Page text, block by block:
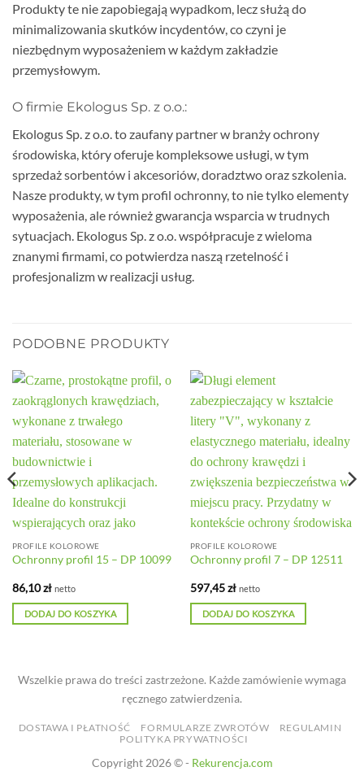
Produkty te nie zapobiegają wypadkom, lecz służą do
minimalizowania skutków incydentów, co czyni je
niezbędnym wyposażeniem w każdym zakładzie
przemysłowym.
O firmie Ekologus Sp. z o.o.:
Ekologus Sp. z o.o. to zaufany partner w branży ochrony
środowiska, który oferuje kompleksowe usługi, w tym
sprzedaż sorbentów i akcesoriów, doradztwo oraz szkolenia.
Nasze produkty, w tym profil ochronny, to nie tylko elementy
wyposażenia, ale również gwarancja wsparcia w trudnych
sytuacjach. Ekologus Sp. z o.o. współpracuje z wieloma
znanymi firmami, co potwierdza naszą rzetelność i
profesjonalizm w realizacji usług.
PODOBNE PRODUKTY
PROFILE KOLOROWE
Ochronny profil 15 – DP 10099
86,10zł netto
DODAJ DO KOSZYKA
PROFILE KOLOROWE
Ochronny profil 7 – DP 12511
597,45zł netto
DODAJ DO KOSZYKA
Wszelkie prawa do treści zastrzeżone. Każde zamówienie wymaga
ręcznego zatwierdzenia.
DOSTAWA I PŁATNOŚĆ FORMULARZE ZWROTÓW
REGULAMIN
POLITYKA PRYWATNOŚCI
Copyright 2026 © - Rekurencja.com